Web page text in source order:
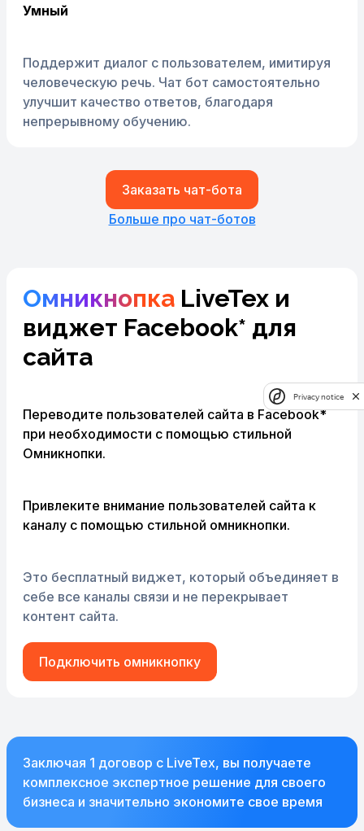
Умный
Поддержит диалог с пользователем, имитируя
человеческую речь. Чат бот самостоятельно
улучшит качество ответов, благодаря
непрерывному обучению.
Заказать чат-бота
Больше про чат-ботов
Омникнопка LiveTex и
виджет Facebook* для
сайта
Переводите пользователей сайта в Facebook*
при необходимости с помощью стильной
Омникнопки.
Привлеките внимание пользователей сайта к
каналу с помощью стильной омникнопки.
Это бесплатный виджет, который объединяет в
себе все каналы связи и не перекрывает
контент сайта.
Подключить омникнопку
Заключая 1 договор с LiveTex, вы получаете
комплексное экспертное решение для своего
бизнеса и значительно экономите свое время
Privacy notice